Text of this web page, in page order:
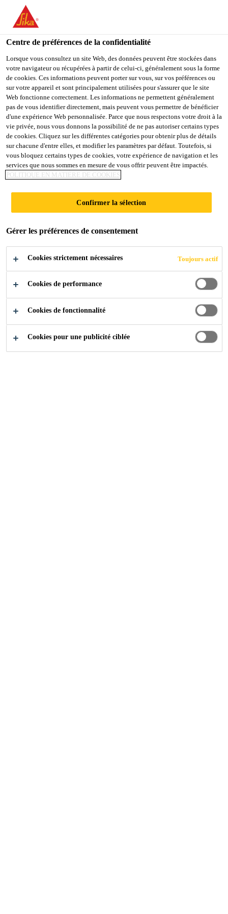
You are accessing "Sika France", it seems you are accessing it
from "États-Unis". We have a dedicated website for your country.
TO
SIKA
USA
FRANCE WEBSITE
COUNTRY
Sika France
Résultats de
recherche
A propos de nous
Carrière
Communiqué de presse
Certifications
Centre de préférences de la confidentialité
Lorsque vous consultez un site Web, des données peuvent être stockées dans
votre navigateur ou récupérées à partir de celui-ci, généralement sous la forme
de cookies. Ces informations peuvent porter sur vous, sur vos préférences ou
sur votre appareil et sont principalement utilisées pour s'assurer que le site
Web fonctionne correctement. Les informations ne permettent généralement
pas de vous identifier directement, mais peuvent vous permettre de bénéficier
d'une expérience Web personnalisée. Parce que nous respectons votre droit à la
vie privée, nous vous donnons la possibilité de ne pas autoriser certains types
de cookies. Cliquez sur les différentes catégories pour obtenir plus de détails
sur chacune d'entre elles, et modifier les paramètres par défaut. Toutefois, si
vous bloquez certains types de cookies, votre expérience de navigation et les
services que nous sommes en mesure de vous offrir peuvent être impactés.
POLITIQUE EN MATIÈRE DE COOKIES
Confirmer la sélection
Gérer les préférences de consentement
Cookies strictement nécessaires Toujours actif
Cookies de performance
Cookies de fonctionnalité
Cookies pour une publicité ciblée